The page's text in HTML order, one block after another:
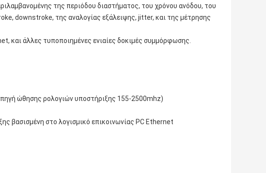
της περιόδου διαστήματος, του χρόνου ανόδου, του
downstroke, της αναλογίας εξάλειψης, jitter, και της μέτρησης
και άλλες τυποποιημένες ενιαίες δοκιμές συμμόρφωσης.
ώθησης ρολογιών υποστήριξης 155-2500mhz)
βασισμένη στο λογισμικό επικοινωνίας PC Ethernet